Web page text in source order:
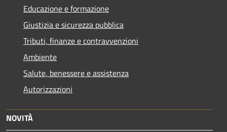
Educazione e formazione
Giustizia e sicurezza pubblica
Tributi, finanze e contravvenzioni
Ambiente
Salute, benessere e assistenza
Autorizzazioni
NOVITÀ